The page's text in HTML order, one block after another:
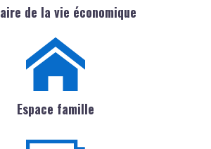
de la vie économique
Espace famille